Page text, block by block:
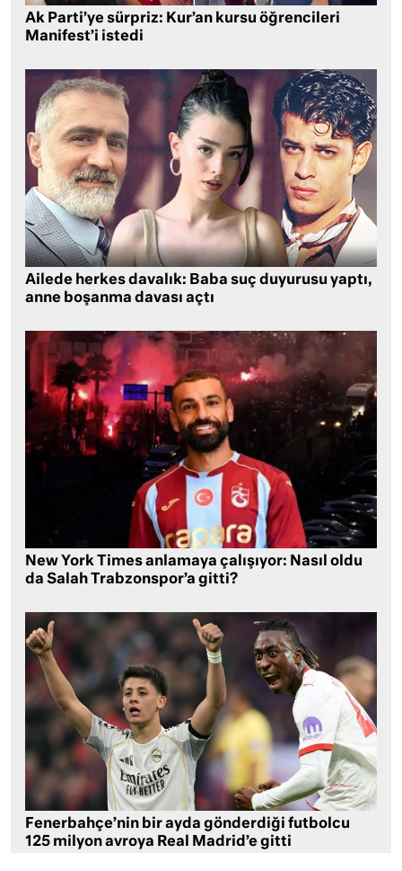
Ak Parti’ye sürpriz: Kur’an kursu öğrencileri
Manifest’i istedi
Ailede herkes davalık: Baba suç duyurusu yaptı,
anne boşanma davası açtı
New York Times anlamaya çalışıyor: Nasıl oldu
da Salah Trabzonspor’a gitti?
Fenerbahçe’nin bir ayda gönderdiği futbolcu
125 milyon avroya Real Madrid’e gitti